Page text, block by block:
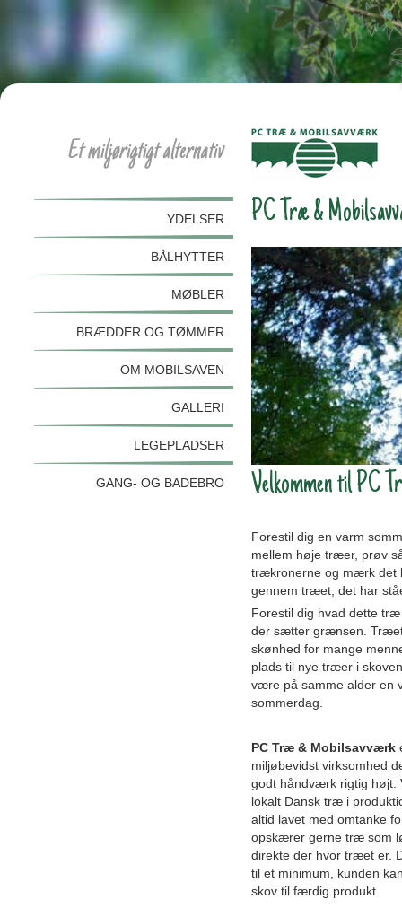
Et miljørigtigt alternativ
YDELSER
BÅLHYTTER
MØBLER
BRÆDDER OG TØMMER
OM MOBILSAVEN
GALLERI
LEGEPLADSER
GANG- OG BADEBRO
PC Træ &
Velkommen til PC
Forestil dig en varm
mellem høje træer, prøv
trækronerne og mærk det
gennem træet, det har
Forestil dig hvad dette
der sætter grænsen.
skønhed for mange
plads til nye træer i
være på samme alder en
sommerdag.
PC Træ & Mobilsavværk
miljøbevidst virksomhed
godt håndværk rigtig højt.
lokalt Dansk træ i
altid lavet med omtanke
opskærer gerne træ som
direkte der hvor træet er.
til et minimum, kunden
skov til færdig produkt.